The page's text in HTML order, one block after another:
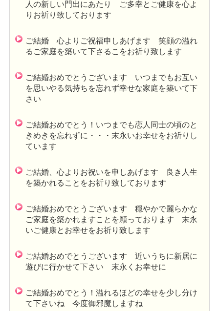
人の新しい門出にあたり ご多幸とご健康を心よ
りお祈り致しております
ご結婚 心よりご祝福申しあげます 笑顔の溢れ
るご家庭を築いて下さるこをお祈り致します
ご結婚おめでとうございます いつまでもお互い
を思いやる気持ちを忘れず幸せな家庭を築いて下
さい
ご結婚おめでとう！いつまでも恋人同士の頃のと
きめきを忘れずに・・・末永いお幸せをお祈りし
ています
ご結婚、心よりお祝いを申しあげます 良き人生
を築かれることをお祈り致しております
ご結婚おめでとうございます 穏やかで麗らかな
ご家庭を築かれますことを願っております 末永
いご健康とお幸せをお祈り致します
ご結婚おめでとうございます 近いうちに新居に
遊びに行かせて下さい 末永くお幸せに
ご結婚おめでとう！溢れるほどの幸せを少し分け
て下さいね 今度御邪魔しますね